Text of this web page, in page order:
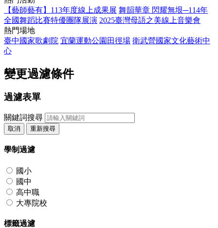
【藝師藝有】113年度線上成果展 舞韻華章 閃耀無垠─114年
全國舞蹈比賽特優團隊展演 2025臺灣母語之美線上音樂會
熱門場地
臺中國家歌劇院 宜蘭運動公園田徑場 衛武營國家文化藝術中
心
變更過濾條件
過濾表單
關鍵詞搜尋
取消 重新搜尋
學制過濾
國小
國中
高中職
大專院校
標籤過濾